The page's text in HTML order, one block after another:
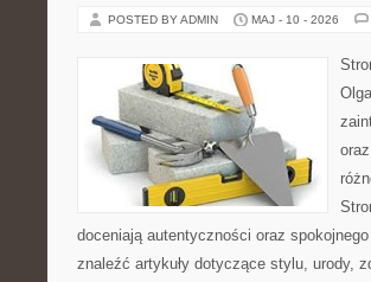
POSTED BY ADMIN MAJ - 10 - 2026
doceniają autentyczności oraz
znaleźć artykuły dotyczące stylu, urody,